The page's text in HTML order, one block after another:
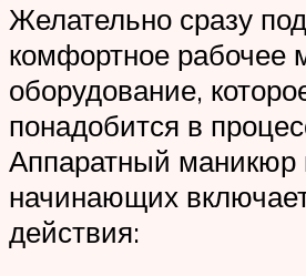
Желательно сразу
комфортное рабочее
оборудование,
понадобится в
Аппаратный маникюр
начинающих
действия: